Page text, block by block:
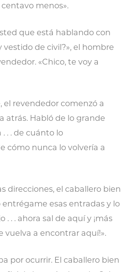
menos».
que está hablando con
vestido de civil?», el hombre
«Chico, te voy a
revendedor comenzó a
atrás. Habló de lo grande
. . de cuánto lo
cómo nunca lo volvería a
direcciones, el caballero bien
entrégame esas entradas y lo
. . . ahora sal de aquí y ¡más
vuelva a encontrar aquí!».
por ocurrir. El caballero bien